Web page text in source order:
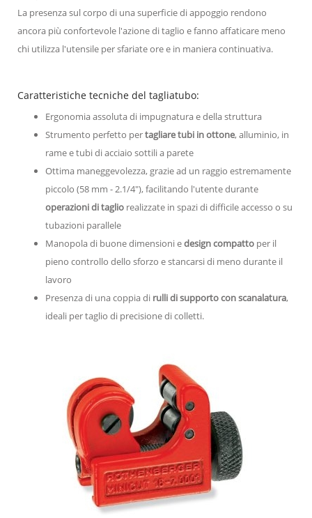
La presenza sul corpo di una superficie di appoggio rendono
ancora più confortevole l'azione di taglio e fanno affaticare meno
chi utilizza l'utensile per sfariate ore e in maniera continuativa.
Caratteristiche tecniche del tagliatubo:
Ergonomia assoluta di impugnatura e della struttura
Strumento perfetto pertagliare tubi in ottone, alluminio, in
rame e tubi di acciaio sottili a parete
Ottima maneggevolezza, grazie ad un raggio estremamente
piccolo (58 mm - 2.1/4"), facilitando l'utente durante
operazioni di taglio realizzate in spazi di difficile accesso o su
tubazioni parallele
Manopola di buone dimensioni edesign compatto per il
pieno controllo dello sforzo e stancarsi di meno durante il
lavoro
Presenza di una coppia di rulli di supporto con scanalatura,
ideali per taglio di precisione di colletti.